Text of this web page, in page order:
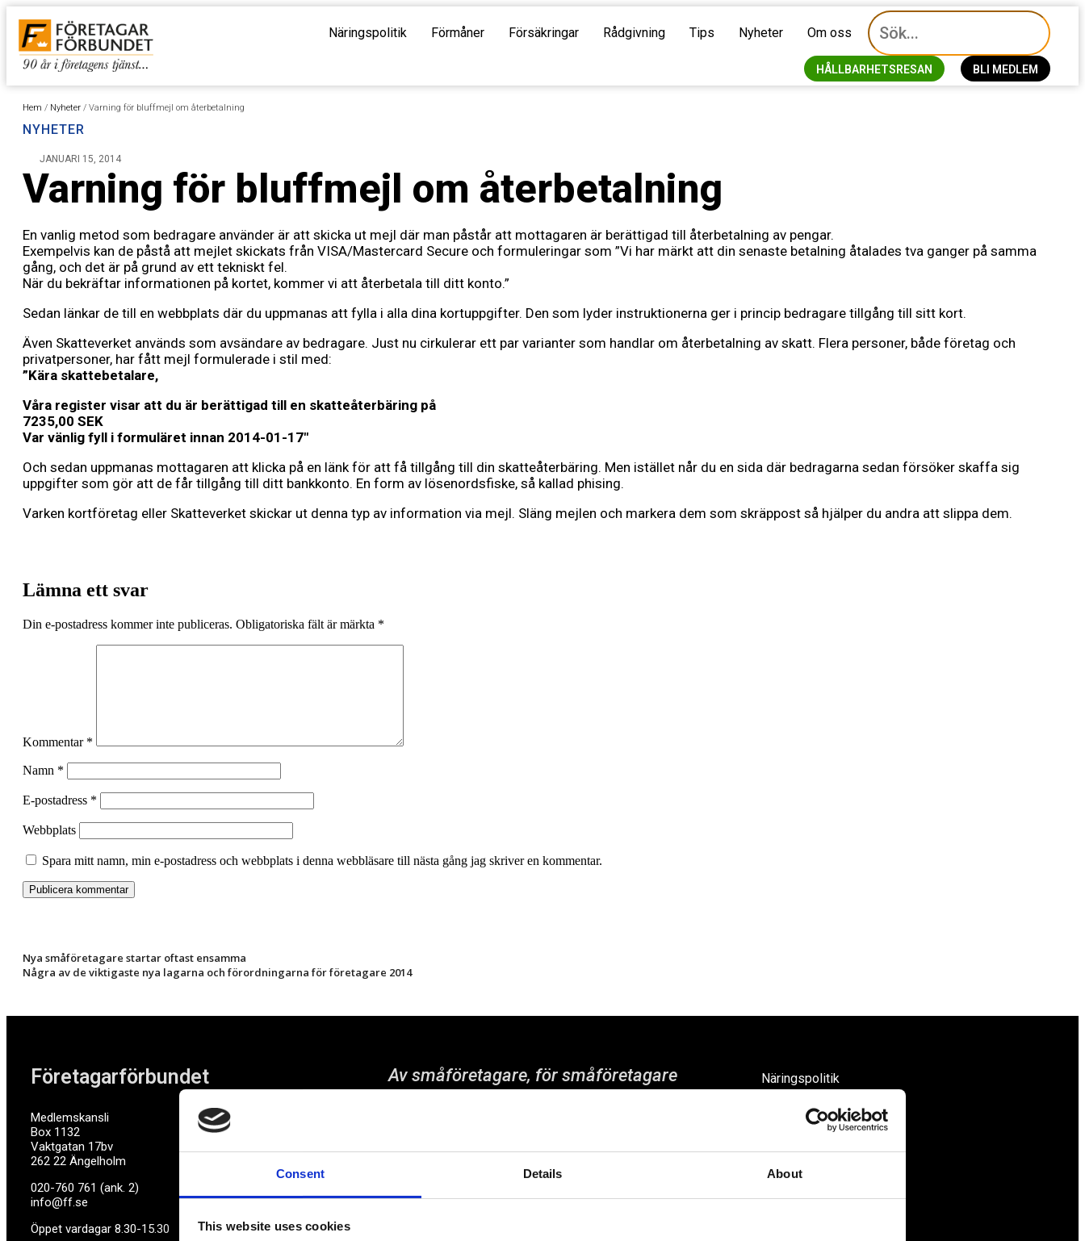
Consent Details About
This website uses cookies
Näringspolitik Förmåner Försäkringar Rådgivning Tips Nyheter Om oss
HÅLLBARHETSRESAN BLI MEDLEM
Hem / Nyheter / Varning för bluffmejl om återbetalning
NYHETER
JANUARI 15, 2014
Varning för bluffmejl om återbetalning
En vanlig metod som bedragare använder är att skicka ut mejl där man påstår att mottagaren är berättigad till återbetalning av pengar.
Exempelvis kan de påstå att mejlet skickats från VISA/Mastercard Secure och formuleringar som ”Vi har märkt att din senaste betalning åtalades tva ganger på samma
gång, och det är på grund av ett tekniskt fel.
När du bekräftar informationen på kortet, kommer vi att återbetala till ditt konto.”
Sedan länkar de till en webbplats där du uppmanas att fylla i alla dina kortuppgifter. Den som lyder instruktionerna ger i princip bedragare tillgång till sitt kort.
Även Skatteverket används som avsändare av bedragare. Just nu cirkulerar ett par varianter som handlar om återbetalning av skatt. Flera personer, både företag och
privatpersoner, har fått mejl formulerade i stil med:
”Kära skattebetalare,
Våra register visar att du är berättigad till en skatteåterbäring på
7235,00 SEK
Var vänlig fyll i formuläret innan 2014-01-17″
Och sedan uppmanas mottagaren att klicka på en länk för att få tillgång till din skatteåterbäring. Men istället når du en sida där bedragarna sedan försöker skaffa sig
uppgifter som gör att de får tillgång till ditt bankkonto. En form av lösenordsfiske, så kallad phising.
Varken kortföretag eller Skatteverket skickar ut denna typ av information via mejl. Släng mejlen och markera dem som skräppost så hjälper du andra att slippa dem.
Lämna ett svar
Din e-postadress kommer inte publiceras. Obligatoriska fält är märkta *
Kommentar *
Namn *
E-postadress *
Webbplats
Spara mitt namn, min e-postadress och webbplats i denna webbläsare till nästa gång jag skriver en kommentar.
Nya småföretagare startar oftast ensamma
Några av de viktigaste nya lagarna och förordningarna för företagare 2014
Företagarförbundet
Medlemskansli
Box 1132
Vaktgatan 17bv
262 22 Ängelholm
020-760 761 (ank. 2)
info@ff.se
Öppet vardagar 8.30-15.30
Av småföretagare, för småföretagare
soloföretagare och små företag med företagaren i
fokus. Vi är själva småföretagare och vet hur
Näringspolitik
Förmåner
Rådgivning
Tips